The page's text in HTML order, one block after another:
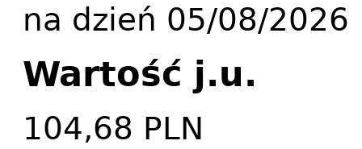
na dzień 05/08/2026
Wartość j.u.
104,68 PLN